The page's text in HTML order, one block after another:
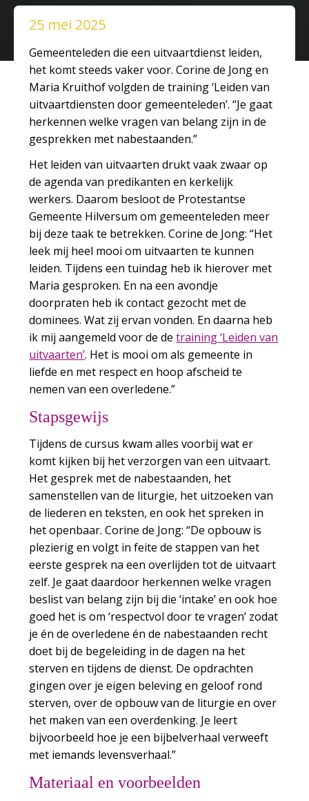
25 mei 2025
Gemeenteleden die een uitvaartdienst leiden,
het komt steeds vaker voor. Corine de Jong en
Maria Kruithof volgden de training ‘Leiden van
uitvaartdiensten door gemeenteleden’. “Je gaat
herkennen welke vragen van belang zijn in de
gesprekken met nabestaanden.”
Het leiden van uitvaarten drukt vaak zwaar op
de agenda van predikanten en kerkelijk
werkers. Daarom besloot de Protestantse
Gemeente Hilversum om gemeenteleden meer
bij deze taak te betrekken. Corine de Jong: “Het
leek mij heel mooi om uitvaarten te kunnen
leiden. Tijdens een tuindag heb ik hierover met
Maria gesproken. En na een avondje
doorpraten heb ik contact gezocht met de
dominees. Wat zij ervan vonden. En daarna heb
ik mij aangemeld voor de detraining ‘Leiden van
uitvaarten’. Het is mooi om als gemeente in
liefde en met respect en hoop afscheid te
nemen van een overledene.”
Stapsgewijs
Tijdens de cursus kwam alles voorbij wat er
komt kijken bij het verzorgen van een uitvaart.
Het gesprek met de nabestaanden, het
samenstellen van de liturgie, het uitzoeken van
de liederen en teksten, en ook het spreken in
het openbaar. Corine de Jong: “De opbouw is
plezierig en volgt in feite de stappen van het
eerste gesprek na een overlijden tot de uitvaart
zelf. Je gaat daardoor herkennen welke vragen
beslist van belang zijn bij die ‘intake’ en ook hoe
goed het is om ‘respectvol door te vragen’ zodat
je én de overledene én de nabestaanden recht
doet bij de begeleiding in de dagen na het
sterven en tijdens de dienst. De opdrachten
gingen over je eigen beleving en geloof rond
sterven, over de opbouw van de liturgie en over
het maken van een overdenking. Je leert
bijvoorbeeld hoe je een bijbelverhaal verweeft
met iemands levensverhaal.”
Materiaal en voorbeelden